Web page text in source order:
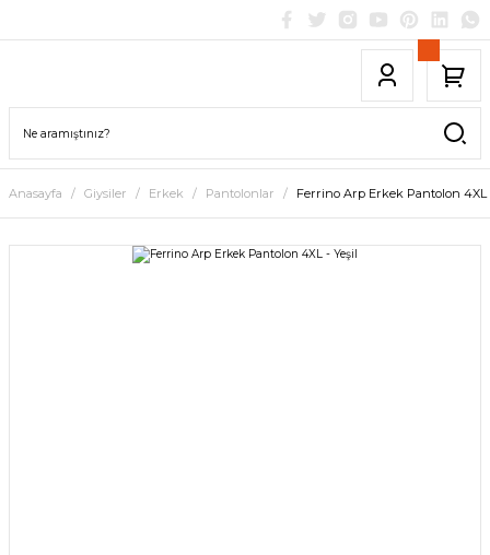
Anasayfa Giysiler Erkek Pantolonlar Ferrino Arp Erkek Pantolon 4XL